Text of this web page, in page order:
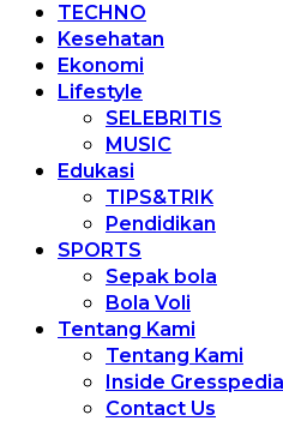
TECHNO
Kesehatan
Ekonomi
Lifestyle
SELEBRITIS
MUSIC
Edukasi
TIPS&TRIK
Pendidikan
SPORTS
Sepak bola
Bola Voli
Tentang Kami
Tentang Kami
Inside Gresspedia
Contact Us